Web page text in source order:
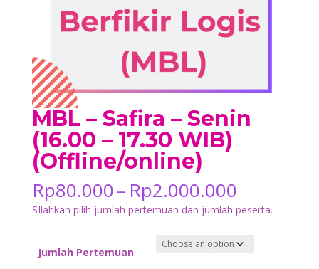
MBL – Safira – Senin
(16.00 – 17.30 WIB)
(Offline/online)
Rp80.000– Rp2.000.000Price
range:
Rp80.000
through
SIlahkan pilih jumlah pertemuan dan jumlah peserta.
Jumlah Pertemuan